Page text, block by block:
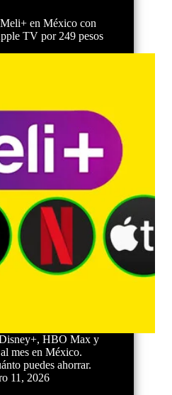
en México con
TV por 249 pesos
HBO Max y
mes en México.
puedes ahorrar.
11, 2026